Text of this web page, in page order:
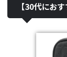
【30代にお